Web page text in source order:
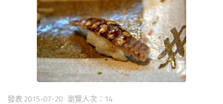
發表 2015-07-20 · 瀏覽人次：14